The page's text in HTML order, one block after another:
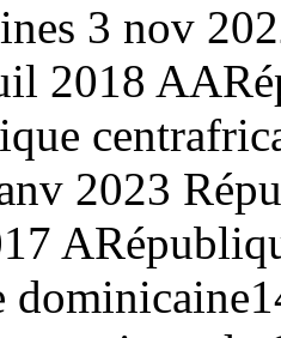
3 nov
2018 AA
2023
A
dominicaine